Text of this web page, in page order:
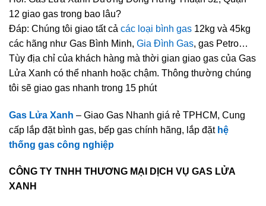
12 giao gas trong bao lâu?
Đáp: Chúng tôi giao tất cả các loại bình gas 12kg và 45kg
các hãng như Gas Bình Minh, Gia Đình Gas, gas Petro…
Tùy địa chỉ của khách hàng mà thời gian giao gas của Gas
Lửa Xanh có thể nhanh hoặc chậm. Thông thường chúng
tôi sẽ giao gas nhanh trong 15 phút
Gas Lửa Xanh – Giao Gas Nhanh giá rẻ TPHCM, Cung
cấp lắp đặt bình gas, bếp gas chính hãng, lắp đặt hệ
thống gas công nghiệp
CÔNG TY TNHH THƯƠNG MẠI DỊCH VỤ GAS LỬA
XANH